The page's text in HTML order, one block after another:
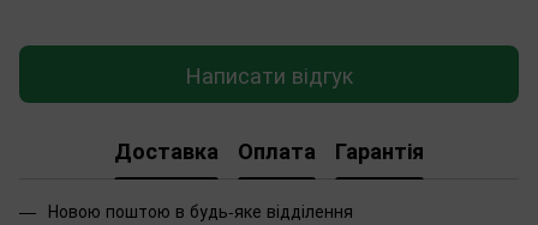
Написати відгук
Доставка Оплата Гарантія
Новою поштою в будь-яке відділення